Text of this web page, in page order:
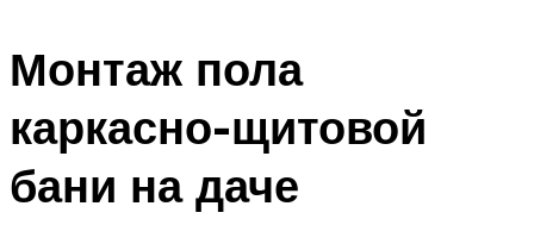
Монтаж пола
каркасно-щитовой
бани на даче